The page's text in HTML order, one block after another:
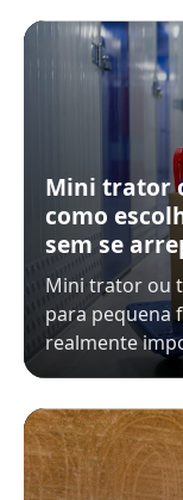
Mini trator
como
sem se
Mini trator ou
para pequena
realmente